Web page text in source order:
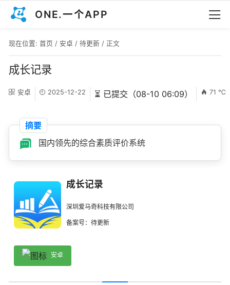
ONE.一个APP
现在位置: 首页 / 安卓 / 待更新 / 正文
成长记录
安卓 2025-12-22 ⏳ 已提交（08-10 06:09） 71 ℃
摘要
国内领先的综合素质评价系统
成长记录
深圳爱马奇科技有限公司
备案号：待更新
安卓